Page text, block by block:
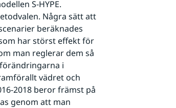
S-HYPE.
Några sätt att
beräknades
har störst effekt för
man reglerar dem så
i
vädret och
2018 beror främst på
genom att man